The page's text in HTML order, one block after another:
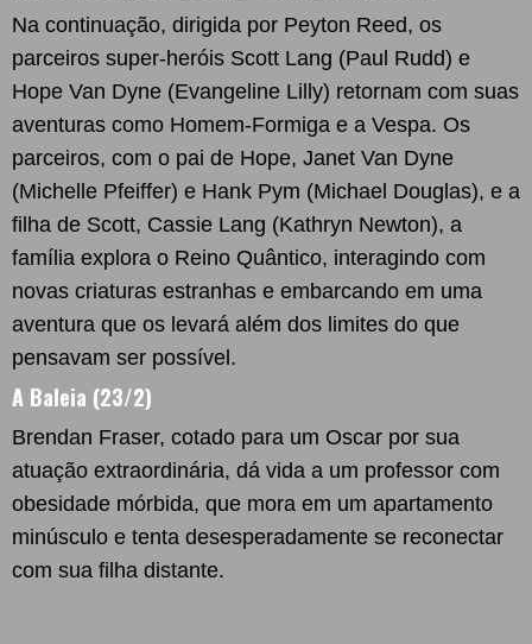
Na continuação, dirigida por Peyton Reed, os
parceiros super-heróis Scott Lang (Paul Rudd) e
Hope Van Dyne (Evangeline Lilly) retornam com suas
aventuras como Homem-Formiga e a Vespa. Os
parceiros, com o pai de Hope, Janet Van Dyne
(Michelle Pfeiffer) e Hank Pym (Michael Douglas), e a
filha de Scott, Cassie Lang (Kathryn Newton), a
família explora o Reino Quântico, interagindo com
novas criaturas estranhas e embarcando em uma
aventura que os levará além dos limites do que
pensavam ser possível.
A Baleia (23/2)
Brendan Fraser, cotado para um Oscar por sua
atuação extraordinária, dá vida a um professor com
obesidade mórbida, que mora em um apartamento
minúsculo e tenta desesperadamente se reconectar
com sua filha distante.